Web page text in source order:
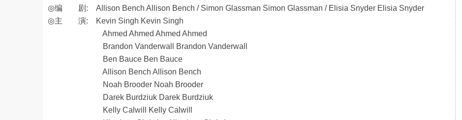
◎编 剧: Allison Bench Allison Bench / Simon Glassman Simon Glassman / Elisia Snyder Elisia Snyder
◎主 演: Kevin Singh Kevin Singh
Ahmed Ahmed Ahmed Ahmed
Brandon Vanderwall Brandon Vanderwall
Ben Bauce Ben Bauce
Allison Bench Allison Bench
Noah Brooder Noah Brooder
Darek Burdziuk Darek Burdziuk
Kelly Calwill Kelly Calwill